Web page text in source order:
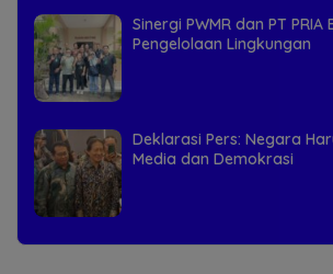
Sinergi PWMR dan PT PRIA
Pengelolaan Lingkungan
Deklarasi Pers: Negara
Media dan Demokrasi